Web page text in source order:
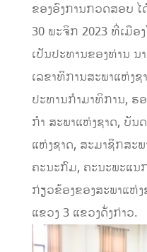
ຂອງອົງການກວດສອບ
30 ພະຈິກ 2023 ທີ່ເມືອ
ເປັນປະທານຂອງທ່ານ ນ
ເລຂາທິການສະພາແຫ່ງ
ປະທານກຳມາທິການ, ຮ
ກຳ ສະພາແຫ່ງຊາດ, ບັນ
ແຫ່ງຊາດ, ສະມາຊິກສະ
ຄະນະກົມ, ຄະນະພະແນ
ກ່ຽວຂ້ອງຂອງສະພາແຫ່
ແຂວງ 3 ແຂວງດັ່ງກ່າວ.